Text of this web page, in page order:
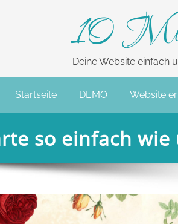
10
Deine Website einfach
Startseite DEMO Website
so einfach